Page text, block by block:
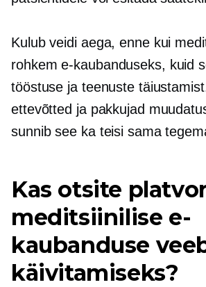
Kulub veidi aega, enne kui
rohkem e-kaubanduseks, kuid
tööstuse ja teenuste
ettevõtted ja pakkujad
sunnib see ka teisi sama
Kas otsite
meditsiinilise e-
kaubanduse
käivitamiseks?